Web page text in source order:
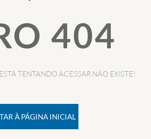
404
TENTANDO ACESSAR NÃO EXISTE!
À PÁGINA INICIAL